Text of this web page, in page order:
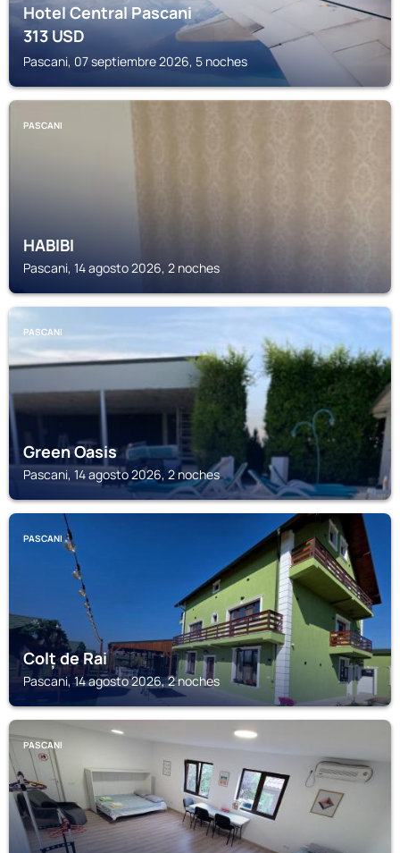
Hotel Central Pascani
313USD
Pascani, 07 septiembre 2026, 5 noches
PASCANI
HABIBI
Pascani, 14 agosto 2026, 2 noches
PASCANI
Green Oasis
Pascani, 14 agosto 2026, 2 noches
PASCANI
Colț de Rai
Pascani, 14 agosto 2026, 2 noches
PASCANI